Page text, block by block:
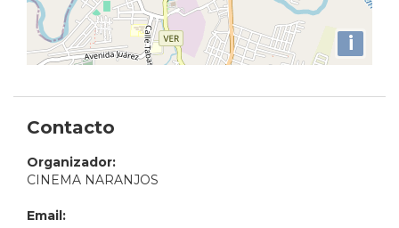
i
Contacto
Organizador:
CINEMA NARANJOS
Email: